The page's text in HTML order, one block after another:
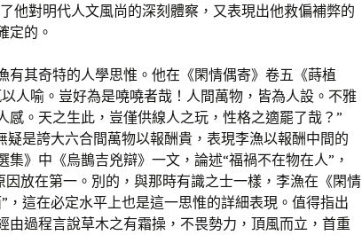
他對明代人文風尚的深刻體察，又表現出他救偏補弊的
定的。
有其奇特的人學思惟。他在《閑情偶寄》卷五《蒔植
人喻。豈好為是嘵嘵者哉！人間萬物，皆為人設。不雅
感。天之生此，豈僅供線人之玩，性格之適罷了哉？”
疑是誇大六合間萬物以報酬貴，表現李漁以報酬中間的
集》中《烏鵲吉兇辯》一文，論述“福禍不在物在人”，
因放在第一。別的，與那時有識之士一樣，李漁在《閑情
，這在必定水平上也是這一思惟的詳細表現。值得指出
由過程言說草木之有霜操，不畏勢力，頂風而立，首重